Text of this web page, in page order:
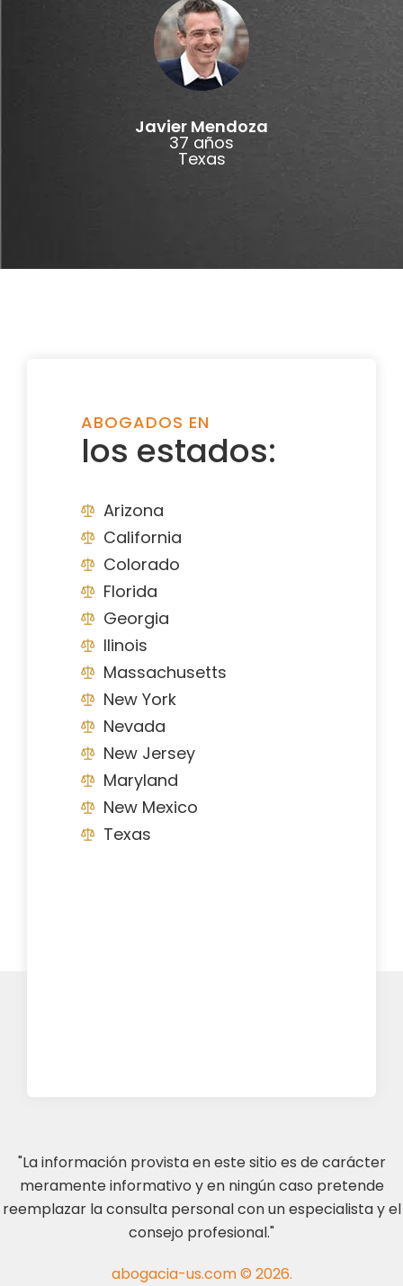
Javier Mendoza
37 años
Texas
ABOGADOS EN
los estados:
Arizona
California
Colorado
Florida
Georgia
Ilinois
Massachusetts
New York
Nevada
New Jersey
Maryland
New Mexico
Texas
"La información provista en este sitio es de carácter
meramente informativo y en ningún caso pretende
reemplazar la consulta personal con un especialista y el
consejo profesional."
abogacia-us.com © 2026.